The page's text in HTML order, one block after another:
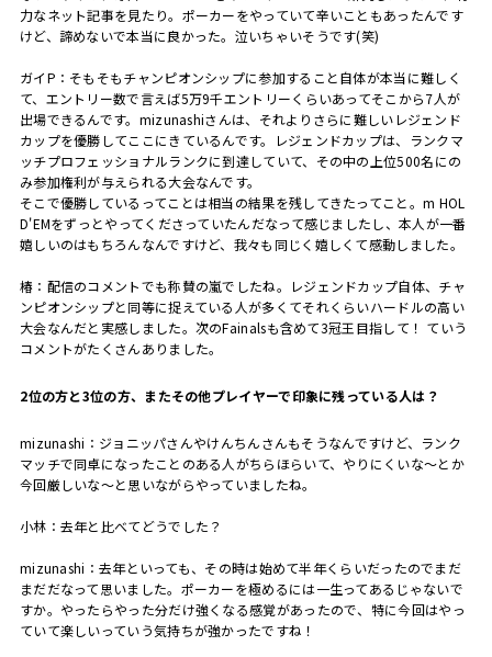
力なネット記事を見たり。ポーカーをやっていて辛いこともあったんです
けど、諦めないで本当に良かった。泣いちゃいそうです(笑)
ガイP： そもそもチャンピオンシップに参加すること自体が本当に難しく
て、エントリー数で言えば5万9千エントリーくらいあってそこから7人が
出場できるんです。 mizunashiさんは、それよりさらに難しいレジェンド
カップを優勝してここにきているんです。レジェンドカップは、ランクマ
ッチプロフェッショナルランクに到達していて、その中の上位500名にの
み参加権利が与えられる大会なんです。
そこで優勝しているってことは相当の結果を残してきたってこと。 m HOL
D'EMをずっとやってくださっていたんだなって感じましたし、本人が一番
嬉しいのはもちろんなんですけど、我々も同じく嬉しくて感動しました。
椿：配信のコメントでも称賛の嵐でしたね。レジェンドカップ自体、チャ
ンピオンシップと同等に捉えている人が多くてそれくらいハードルの高い
大会なんだと実感しました。次のFainalsも含めて3冠王目指して！ ていう
コメントがたくさんありました。
――2位の方と3位の方、またその他プレイヤーで印象に残っている人は？
mizunashi： ジョニッパさんやけんちんさんもそうなんですけど、ランク
マッチで同卓になったことのある人がちらほらいて、やりにくいな〜とか
今回厳しいな〜と思いながらやっていましたね。
小林：去年と比べてどうでした？
mizunashi： 去年といっても、その時は始めて半年くらいだったのでまだ
まだだなって思いました。ポーカーを極めるには一生ってあるじゃないで
すか。やったらやった分だけ強くなる感覚があったので、特に今回はやっ
ていて楽しいっていう気持ちが強かったですね！